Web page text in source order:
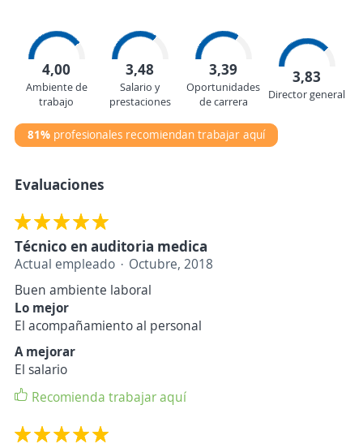
4,00
Ambiente de
trabajo
3,48
Salario y
prestaciones
3,39
Oportunidades
de carrera
3,83
Director general
81% profesionales recomiendan trabajar aquí
Evaluaciones
Técnico en auditoria medica
Actual empleado
Octubre, 2018
Buen ambiente laboral
Lo mejor
El acompañamiento al personal
A mejorar
El salario
Recomienda trabajar aquí